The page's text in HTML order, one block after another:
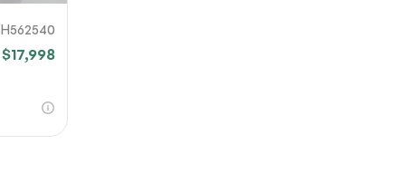
H562540
$17,998